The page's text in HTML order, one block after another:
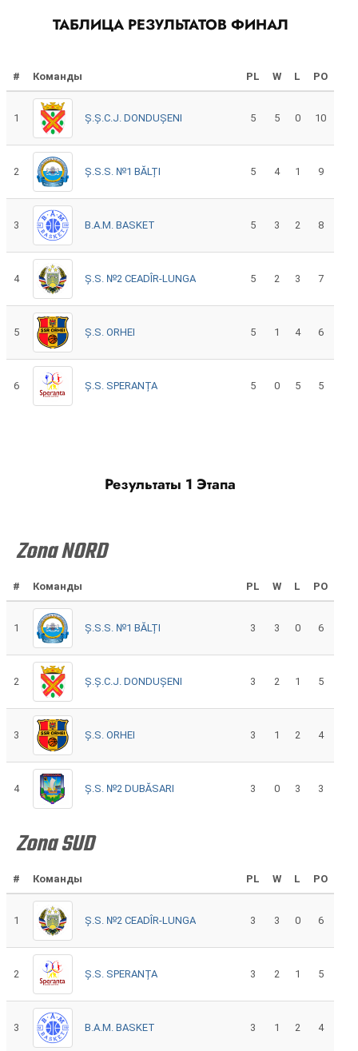
ТАБЛИЦА РЕЗУЛЬТАТОВ ФИНАЛ
# Команды PL W L PO
1 Ș.Ș.C.J. DONDUȘENI 5 5 0 10
2 Ș.S.S. №1 BĂLȚI 5 4 1 9
3 B.A.M. BASKET 5 3 2 8
4 Ș.S. №2 CEADÎR-LUNGA 5 2 3 7
5 Ș.S. ORHEI 5 1 4 6
6 Ș.S. SPERANȚA 5 0 5 5
Результаты 1 Этапа
Zona NORD
# Команды PL W L PO
1 Ș.S.S. №1 BĂLȚI 3 3 0 6
2 Ș.Ș.C.J. DONDUȘENI 3 2 1 5
3 Ș.S. ORHEI 3 1 2 4
4 Ș.S. №2 DUBĂSARI 3 0 3 3
Zona SUD
# Команды PL W L PO
1 Ș.S. №2 CEADÎR-LUNGA 3 3 0 6
2 Ș.S. SPERANȚA 3 2 1 5
3 B.A.M. BASKET 3 1 2 4